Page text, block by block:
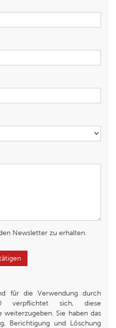
Newsletter zu erhalten.
für die Verwendung durch
verpflichtet sich, diese
Sie haben das
Berichtigung und Löschung